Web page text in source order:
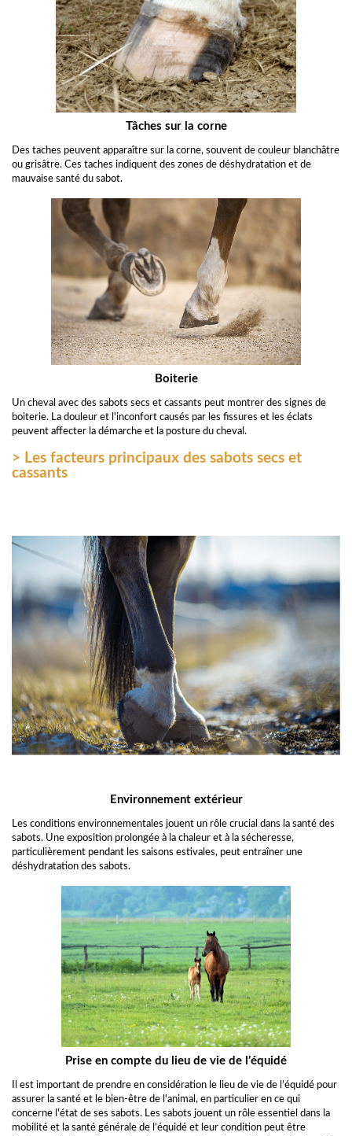
Tâches sur la corne
Des taches peuvent apparaître sur la corne, souvent de couleur blanchâtre
ou grisâtre. Ces taches indiquent des zones de déshydratation et de
mauvaise santé du sabot.
Boiterie
​Un cheval avec des sabots secs et cassants peut montrer des signes de
boiterie. La douleur et l'inconfort causés par les fissures et les éclats
peuvent affecter la démarche et la posture du cheval.
> Les facteurs principaux des sabots secs et
cassants
Environnement extérieur
Les conditions environnementales jouent un rôle crucial dans la santé des
sabots. Une exposition prolongée à la chaleur et à la sécheresse,
particulièrement pendant les saisons estivales, peut entraîner une
déshydratation des sabots.
Prise en compte du lieu de vie de l’équidé
Il est important de prendre en considération le lieu de vie de l’équidé pour
assurer la santé et le bien-être de l'animal, en particulier en ce qui
concerne l'état de ses sabots. Les sabots jouent un rôle essentiel dans la
mobilité et la santé générale de l’équidé et leur condition peut être